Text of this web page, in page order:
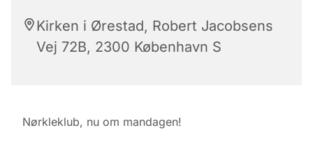
Kirken i Ørestad, Robert Jacobsens
Vej 72B, 2300 København S
Nørkleklub, nu om mandagen!